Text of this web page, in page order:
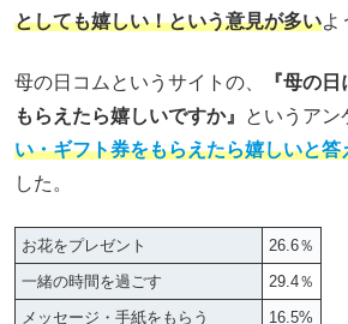
としても嬉しい！という意見が多いよ
母の日コムというサイトの、
『母の
もらえたら嬉しいですか』
というアン
い・ギフト券をもらえたら嬉しいと答
した。
お花をプレゼント
26.6％
一緒の時間を過ごす
29.4％
メッセージ・手紙をもらう
16.5%